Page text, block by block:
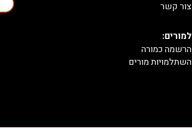
צור קשר
למורים:
הרשמה כמורה
השתלמויות מורים